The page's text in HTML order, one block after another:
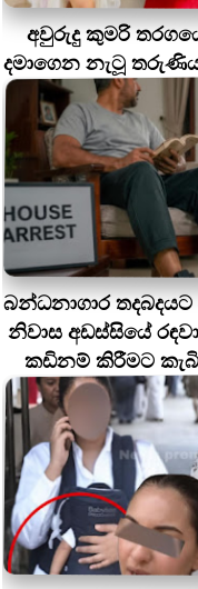
අවුරුදු කුමරි
දමාගෙන නැටූ
බන්ධනාගාර
නිවාස අඩස්සියේ
කඩිනම් කිරීමට